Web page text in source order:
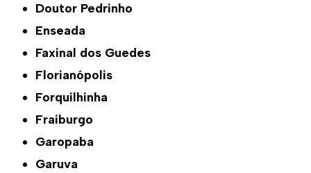
Doutor Pedrinho
Enseada
Faxinal dos Guedes
Florianópolis
Forquilhinha
Fraiburgo
Garopaba
Garuva